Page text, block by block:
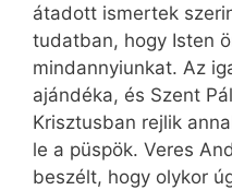
átadott ismertek
tudatban, hogy Isten
mindannyiunkat. Az
ajándéka, és Szent
Krisztusban rejlik
le a püspök. Veres
beszélt, hogy olykor